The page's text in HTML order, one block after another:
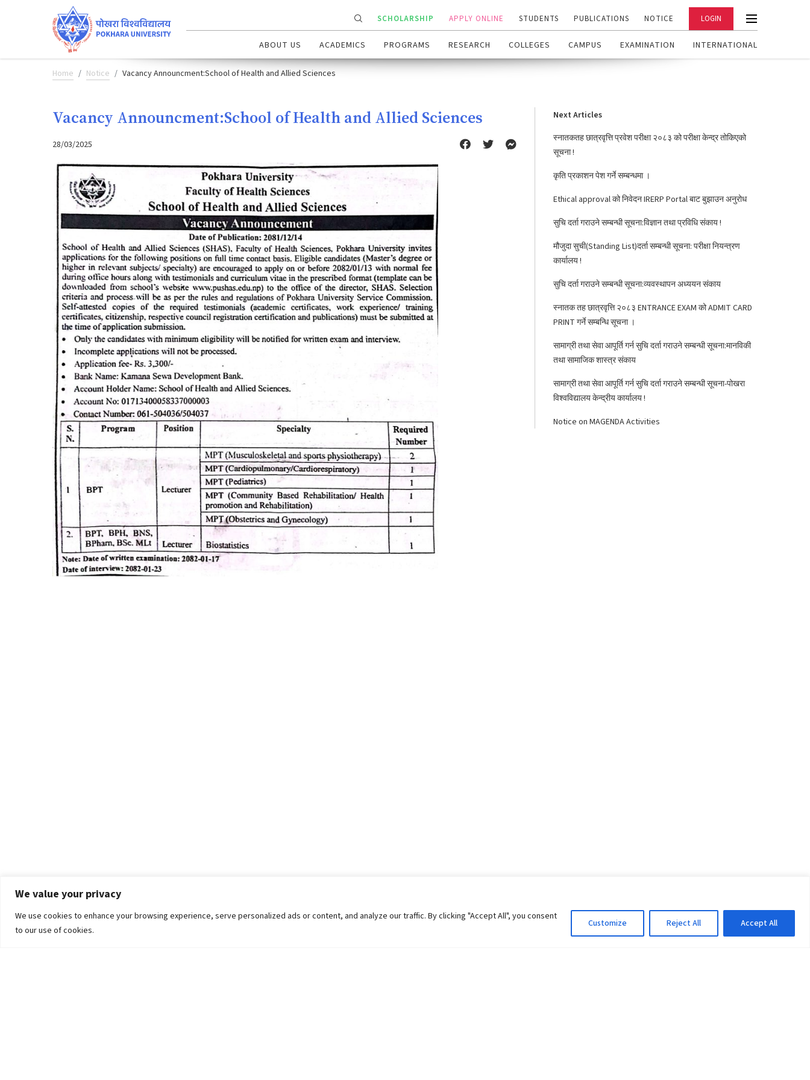
We value your privacy
We use cookies to enhance your browsing experience, serve personalized ads or content, and analyze our traffic. By clicking "Accept All", you consent
to our use of cookies.
Customize Reject All Accept All
SCHOLARSHIP APPLY ONLINE STUDENTS PUBLICATIONS NOTICE LOGIN
ABOUT US ACADEMICS PROGRAMS RESEARCH COLLEGES CAMPUS EXAMINATION INTERNATIONAL
Home Notice Vacancy Announcment:School of Health and Allied Sciences
Vacancy Announcment:School of Health and Allied Sciences
28/03/2025
Next Articles
स्नातकतह छात्रवृत्ति प्रवेश परीक्षा २०८३ को परीक्षा केन्द्र तोकिएको
सूचना !
कृति प्रकाशन पेश गर्ने सम्बन्धमा ।
Ethical approval को निवेदन IRERP Portal बाट बुझाउन अनुरोध
सुचि दर्ता गराउने सम्बन्धी सूचना:विज्ञान तथा प्रविधि संकाय !
मौजुदा सुची(Standing List)दर्ता सम्बन्धी सूचना: परीक्षा नियन्त्रण
कार्यालय !
सुचि दर्ता गराउने सम्बन्धी सूचना:व्यवस्थापन अध्ययन संकाय
स्नातक तह छात्रवृत्ति २०८३ ENTRANCE EXAM को ADMIT CARD
PRINT गर्ने सम्बन्धि सूचना ।
सामाग्री तथा सेवा आपूर्ति गर्न सुचि दर्ता गराउने सम्बन्धी सूचना:मानविकी
तथा सामाजिक शास्त्र संकाय
सामाग्री तथा सेवा आपूर्ति गर्न सुचि दर्ता गराउने सम्बन्धी सूचना-पोखरा
विश्वविद्यालय केन्द्रीय कार्यालय !
Notice on MAGENDA Activities